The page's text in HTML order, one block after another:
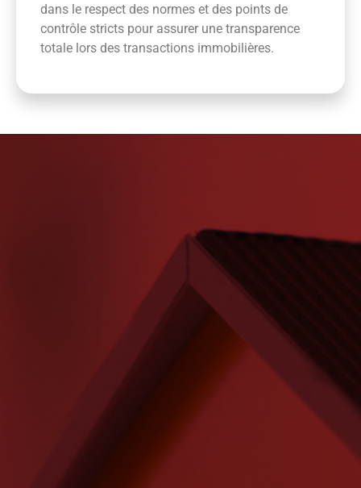
dans le respect des normes et des points de
contrôle stricts pour assurer une transparence
totale lors des transactions immobilières.